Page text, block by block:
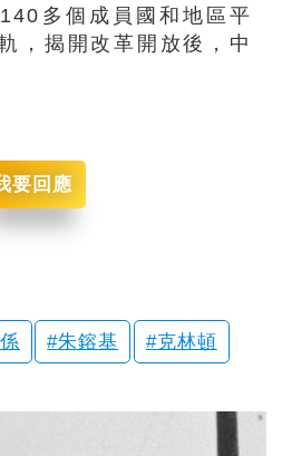
多個成員國和地區平
，揭開改革開放後，中
要回應
朱鎔基 克林頓